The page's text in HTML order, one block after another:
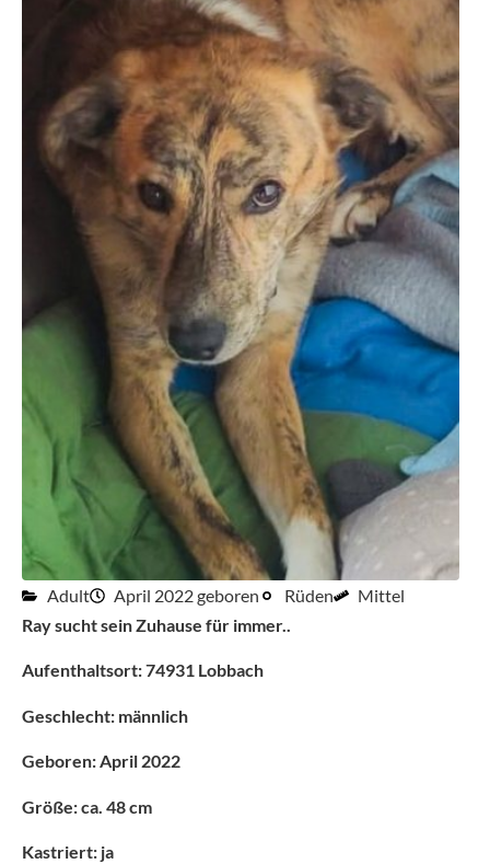
Adult April 2022 geboren Rüden
Mittel
Ray sucht sein Zuhause für immer..
Aufenthaltsort: 74931 Lobbach
Geschlecht: männlich
Geboren: April 2022
Größe: ca. 48 cm
Kastriert: ja